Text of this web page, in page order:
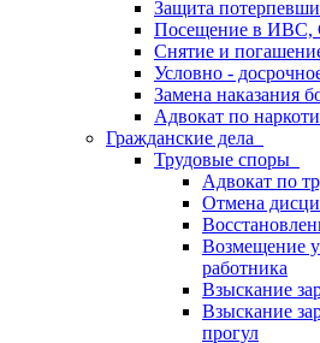
Защита
Посещение в
Снятие и
Условно -
Замена наказания
Адвокат по
Гражданские дела
Трудовые споры
Адвокат по
Отмена
Возмещение
работника
Взыскание
Взыскание
прогул